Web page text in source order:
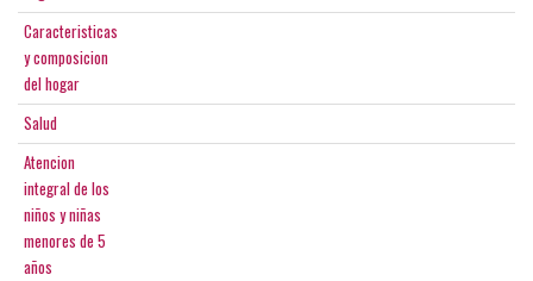
Caracteristicas
y composicion
del hogar
Salud
Atencion
integral de los
niños y niñas
menores de 5
años